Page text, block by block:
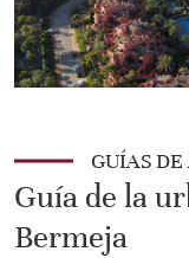
GUÍAS DE
Guía de la
Bermeja